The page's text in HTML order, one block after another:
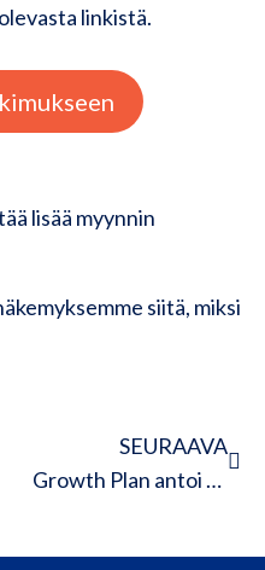
linkistä.
lisää myynnin
siitä, miksi
SEURAAVA
Growth Plan antoi fokuksen